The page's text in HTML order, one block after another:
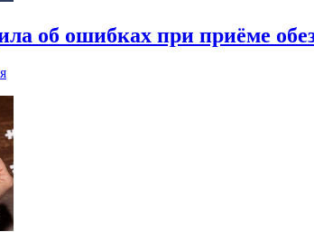
об ошибках при приëме